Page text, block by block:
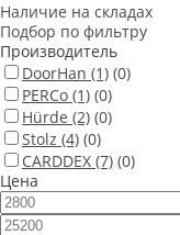
Наличие на складах
Подбор по фильтру
Производитель
DoorHan (1) (0)
PERCo (1) (0)
Hürde (2) (0)
Stolz (4) (0)
CARDDEX (7) (0)
Цена